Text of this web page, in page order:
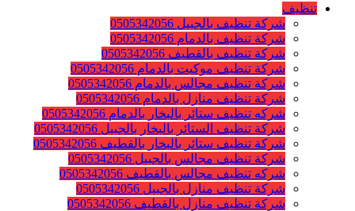
تنظيف
شركة تنظيف بالجبيل 0505342056
شركة تنظيف بالدمام 0505342056
شركة تنظيف بالقطيف 0505342056
شركة تنظيف موكيت بالدمام 0505342056
شركة تنظيف مجالس بالدمام 0505342056
شركة تنظيف منازل بالدمام 0505342056
شركه تنظيف ستائر بالبخار بالدمام 0505342056
شركة تنظيف الستائر بالبخار بالجبيل 0505342056
شركة تنظيف ستائر بالبخار بالقطيف 0505342056
شركة تنظيف مجالس بالجبيل 0505342056
شركه تنظيف مجالس بالقطيف 0505342056
شركة تنظيف منازل بالجبيل 0505342056
شركة تنظيف منازل بالقطيف 0505342056